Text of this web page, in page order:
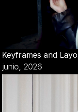
Keyframes and
junio, 2026